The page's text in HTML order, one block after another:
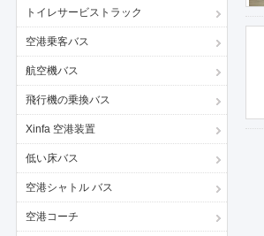
トイレサービストラック
空港乗客バス
航空機バス
飛行機の乗換バス
Xinfa 空港装置
低い床バス
空港シャトル バス
空港コーチ